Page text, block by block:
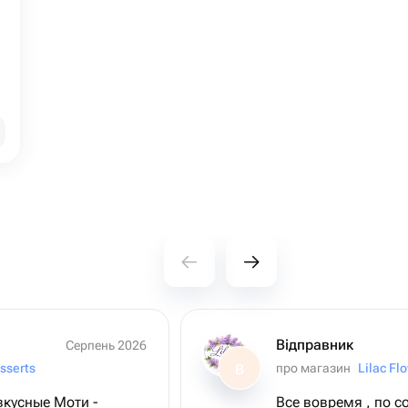
Серпень 2026
Моти -
В
Відправник
про магазин Lilac
Все вовремя , по